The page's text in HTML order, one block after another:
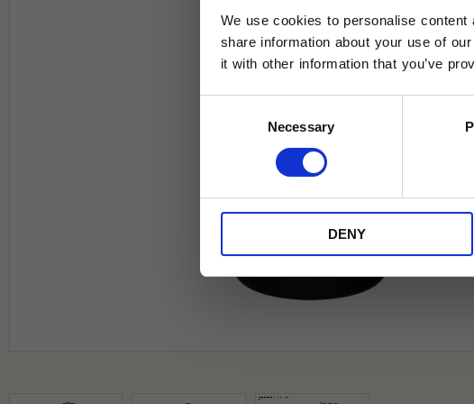
We use cookies to personalise
share information about your use of
it with other information that you’ve
Necessary
DENY
Jag samtycker till Tehuset Javas villkor.Läs mer
* Rabatten gäller endast online på Tehusetjava.se.
på ordinarie priser och kan ej kombineras med